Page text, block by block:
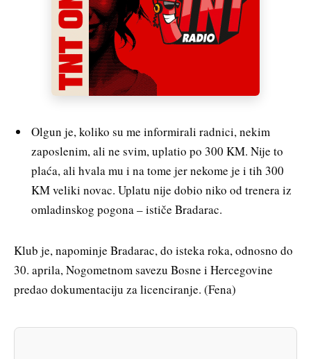
Olgun je, koliko su me informirali radnici, nekim
zaposlenim, ali ne svim, uplatio po 300 KM. Nije to
plaća, ali hvala mu i na tome jer nekome je i tih 300
KM veliki novac. Uplatu nije dobio niko od trenera iz
omladinskog pogona – ističe Bradarac.
Klub je, napominje Bradarac, do isteka roka, odnosno do
30. aprila, Nogometnom savezu Bosne i Hercegovine
predao dokumentaciju za licenciranje. (Fena)